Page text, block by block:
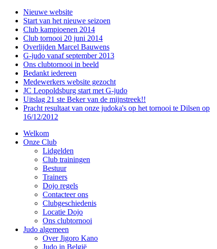
Nieuwe website
Start van het nieuwe seizoen
Club kampioenen 2014
Club tornooi 20 juni 2014
Overlijden Marcel Bauwens
G-judo vanaf september 2013
Ons clubtornooi in beeld
Bedankt iedereen
Medewerkers website gezocht
JC Leopoldsburg start met G-judo
Uitslag 21 ste Beker van de mijnstreek!!
Pracht resultaat van onze judoka's op het tornooi te Dilsen op
16/12/2012
Welkom
Onze Club
Lidgelden
Club trainingen
Bestuur
Trainers
Dojo regels
Contacteer ons
Clubgeschiedenis
Locatie Dojo
Ons clubtornooi
Judo algemeen
Over Jigoro Kano
Judo in België